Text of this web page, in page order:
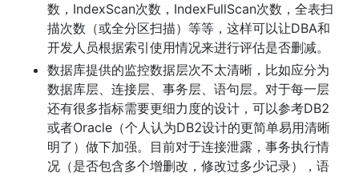
数，IndexScan次数，IndexFullScan次数，全表扫
描次数（或全分区扫描）等等，这样可以让DBA和
开发人员根据索引使用情况来进行评估是否删减。
数据库提供的监控数据层次不太清晰，比如应分为
数据库层、连接层、事务层、语句层。对于每一层
还有很多指标需要更细力度的设计，可以参考DB2
或者Oracle（个人认为DB2设计的更简单易用清晰
明了）做下加强。目前对于连接泄露，事务执行情
况（是否包含多个增删改，修改过多少记录），语